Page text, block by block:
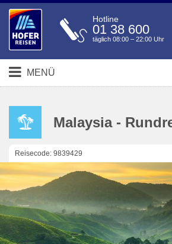
Hotline
01 38 600
täglich 08:00 – 22:00 Uhr
MENÜ
Malaysia -
Reisecode: 9839429